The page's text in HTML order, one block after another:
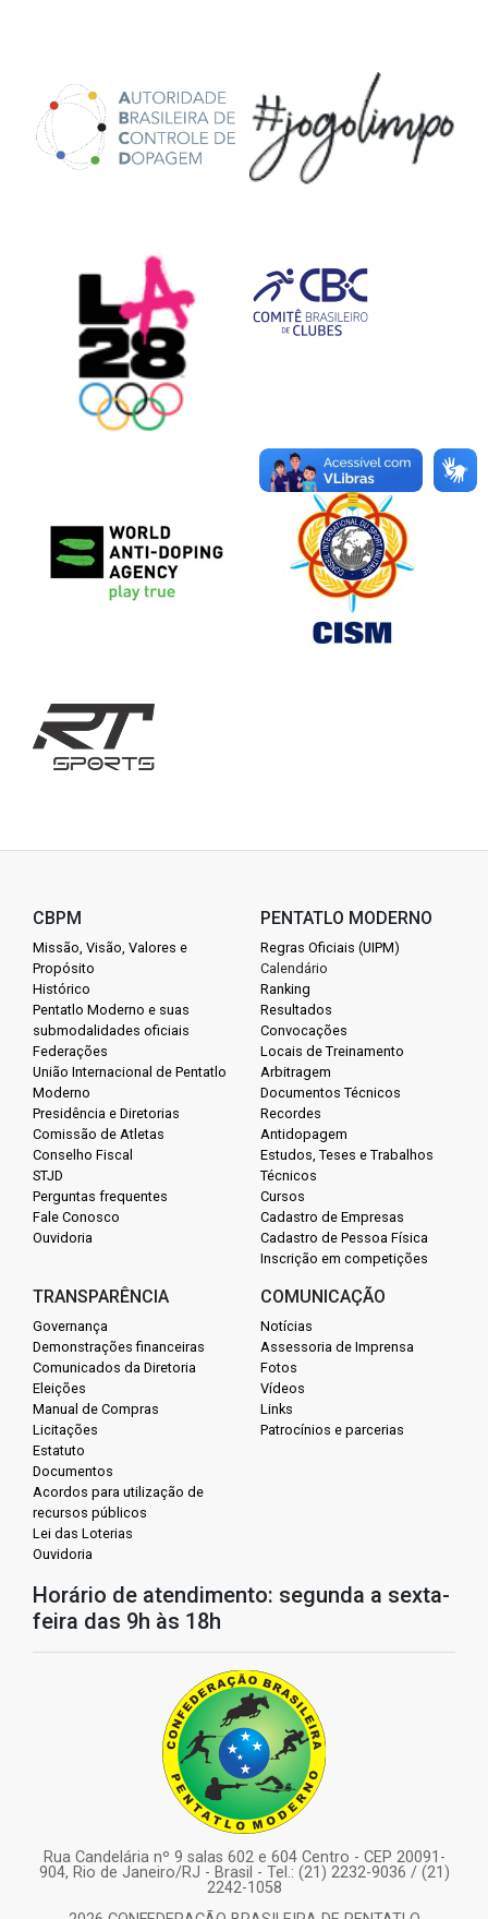
CBPM
Missão, Visão, Valores e
Propósito
Histórico
Pentatlo Moderno e suas
submodalidades oficiais
Federações
União Internacional de Pentatlo
Moderno
Presidência e Diretorias
Comissão de Atletas
Conselho Fiscal
STJD
Perguntas frequentes
Fale Conosco
Ouvidoria
PENTATLO MODERNO
Regras Oficiais (UIPM)
Calendário
Ranking
Resultados
Convocações
Locais de Treinamento
Arbitragem
Documentos Técnicos
Recordes
Antidopagem
Estudos, Teses e Trabalhos
Técnicos
Cursos
Cadastro de Empresas
Cadastro de Pessoa Física
Inscrição em competições
TRANSPARÊNCIA
Governança
Demonstrações financeiras
Comunicados da Diretoria
Eleições
Manual de Compras
Licitações
Estatuto
Documentos
Acordos para utilização de
recursos públicos
Lei das Loterias
Ouvidoria
COMUNICAÇÃO
Notícias
Assessoria de Imprensa
Fotos
Vídeos
Links
Patrocínios e parcerias
Horário de atendimento: segunda a sexta-
feira das 9h às 18h
Rua Candelária nº 9 salas 602 e 604 Centro - CEP 20091-
904, Rio de Janeiro/RJ - Brasil - Tel.: (21) 2232-9036 / (21)
2242-1058